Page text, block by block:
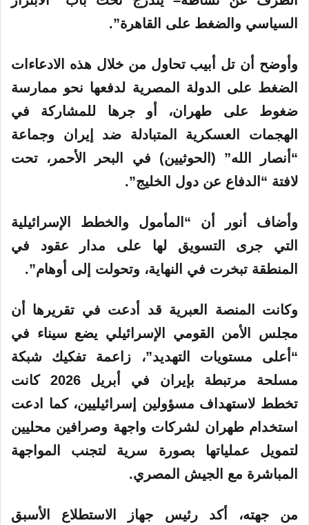
السياسي والضغط على القاهرة”.
وأوضح أن تل أبيب تحاول من خلال هذه الادعاءات
الضغط على الدولة المصرية لدفعها نحو ممارسة
ضغوط على طهران، أو جرها للمشاركة في
الهجمات العسكرية المتبادلة ضد إيران وجماعة
“أنصار الله” (الحوثيين) في البحر الأحمر، تحت
لافتة “الدفاع عن دول الخليج”.
وأضاف أنور أن “المأمول والخطط الإسرائيلية
التي جرى التسويق لها على مدار عقود في
المنطقة تبخرت في النهاية، وتحولت إلى أوهام”.
وكانت المنصة العبرية قد أدعت في تقريرها أن
مجلس الأمن القومي الإسرائيلي يضع سيناء في
“أعلى مستويات التهديد”، زاعمة تفكيك شبكة
مسلحة مرتبطة بإيران في أبريل 2026 كانت
تخطط لاستهداف مسؤولين إسرائيليين، كما ادعت
استخدام طهران لشركات واجهة وصرافين محليين
لتمويل عملياتها بصورة سرية لتجنب المواجهة
المباشرة مع الجيش المصري.
من جهته، أكد رئيس جهاز الاستطلاع الأسبق